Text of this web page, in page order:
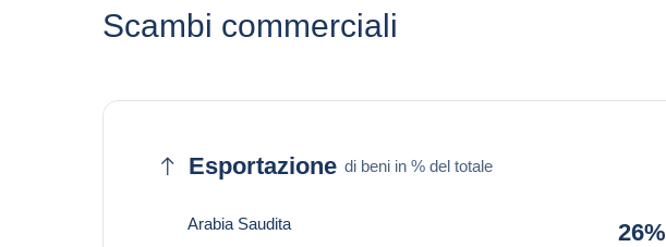
Scambi commerciali
Esportazione di beni in % del totale
Arabia Saudita 26%